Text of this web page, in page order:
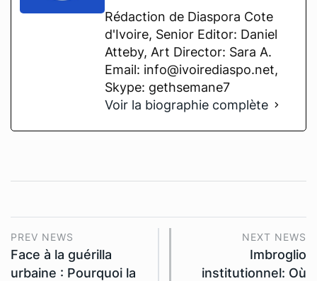
Rédaction de Diaspora Cote
d'Ivoire, Senior Editor: Daniel
Atteby, Art Director: Sara A.
Email: info@ivoirediaspo.net,
Skype: gethsemane7
Voir la biographie complète
PREV NEWS
Face à la guérilla
urbaine : Pourquoi la
NEXT NEWS
Imbroglio
institutionnel: Où